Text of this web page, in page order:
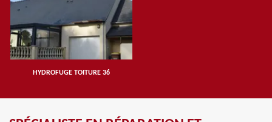
HYDROFUGE TOITURE 36